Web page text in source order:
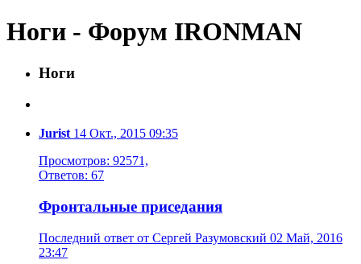
Ноги - Форум IRONMAN
Ноги
Jurist 14 Окт., 2015 09:35
Просмотров: 92571,
Ответов: 67
Фронтальные приседания
Последний ответ от Сергей Разумовский 02 Май, 2016
23:47